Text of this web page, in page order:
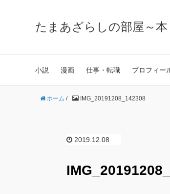
たまあざらしの部屋～
小説 漫画 仕事・転職 プロフィー
ホーム / IMG_20191208_142308
2019.12.08